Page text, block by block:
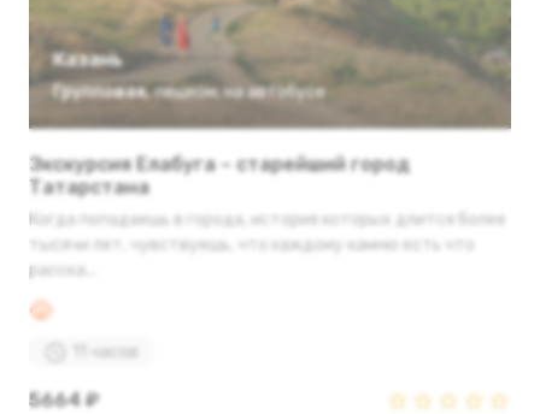
Казань
Групповая, пешком, на автобусе
Экскурсия Елабуга – старейший город
Татарстана
Когда попадаешь в города, история которых длится более
тысячи лет, чувствуешь, что каждому камню есть что
расска...
11 часов
5664 ₽